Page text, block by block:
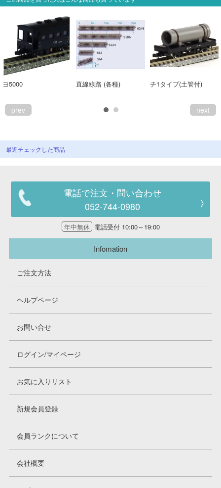
ヨ5000 直線線路 (各種) チ1タイプ(土管付)
prev next
最近チェックした商品
電話で注文・問い合わせ
052-744-0980
年中無休 電話受付 10:00～19:00
Infomation
ご注文方法
ヘルプページ
お問い合せ
ログイン/マイページ
お気に入りリスト
新規会員登録
会員ランクについて
会社概要